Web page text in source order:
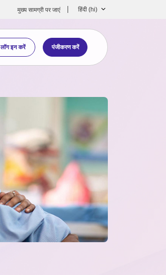
मुख्‍य सामग्री पर जाएं हिंदी ‎(hi)‎
लॉग इन करें पंजीकरण करें